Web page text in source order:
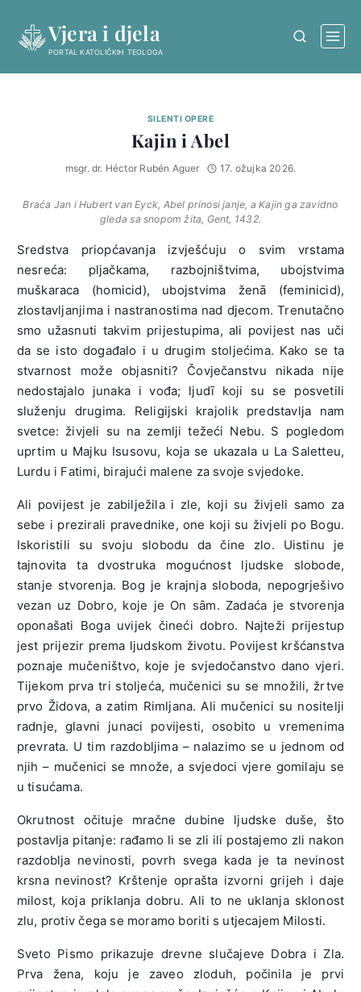
content
Vjera i djela
PORTAL KATOLIČKIH TEOLOGA
SILENTI OPERE
Kajin i Abel
msgr. dr. Héctor Rubén Aguer 17. ožujka 2026.
Braća Jan i Hubert van Eyck, Abel prinosi janje, a Kajin ga zavidno
gleda sa snopom žita, Gent, 1432.
Sredstva priopćavanja izvješćuju o svim vrstama
nesreća: pljačkama, razbojništvima, ubojstvima
muškaraca (homicid), ubojstvima ženā (feminicid),
zlostavljanjima i nastranostima nad djecom. Trenutačno
smo užasnuti takvim prijestupima, ali povijest nas uči
da se isto događalo i u drugim stoljećima. Kako se ta
stvarnost može objasniti? Čovječanstvu nikada nije
nedostajalo junaka i vođa; ljudī koji su se posvetili
služenju drugima. Religijski krajolik predstavlja nam
svetce: živjeli su na zemlji težeći Nebu. S pogledom
uprtim u Majku Isusovu, koja se ukazala u La Saletteu,
Lurdu i Fatimi, birajući malene za svoje svjedoke.
Ali povijest je zabilježila i zle, koji su živjeli samo za
sebe i prezirali pravednike, one koji su živjeli po Bogu.
Iskoristili su svoju slobodu da čine zlo. Uistinu je
tajnovita ta dvostruka mogućnost ljudske slobode,
stanje stvorenja. Bog je krajnja sloboda, nepogrješivo
vezan uz Dobro, koje je On sȃm. Zadaća je stvorenja
oponašati Boga uvijek čineći dobro. Najteži prijestup
jest prijezir prema ljudskom životu. Povijest kršćanstva
poznaje mučeništvo, koje je svjedočanstvo dano vjeri.
Tijekom prva tri stoljeća, mučenici su se množili, žrtve
prvo Židova, a zatim Rimljana. Ali mučenici su nositelji
radnje, glavni junaci povijesti, osobito u vremenima
prevrata. U tim razdobljima – nalazimo se u jednom od
njih – mučenici se množe, a svjedoci vjere gomilaju se
u tisućama.
Okrutnost očituje mračne dubine ljudske duše, što
postavlja pitanje: rađamo li se zli ili postajemo zli nakon
razdoblja nevinosti, povrh svega kada je ta nevinost
krsna nevinost? Krštenje oprašta izvorni grijeh i daje
milost, koja priklanja dobru. Ali to ne uklanja sklonost
zlu, protiv čega se moramo boriti s utjecajem Milosti.
Sveto Pismo prikazuje drevne slučajeve Dobra i Zla.
Prva žena, koju je zaveo zloduh, počinila je prvi